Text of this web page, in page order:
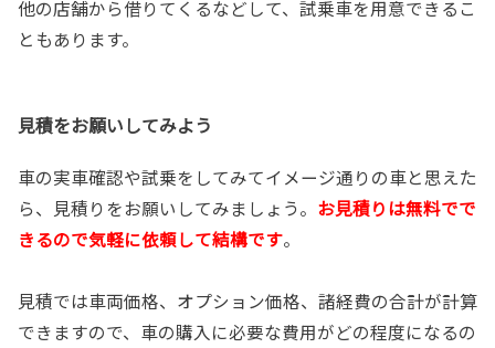
他の店舗から借りてくるなどして、試乗車を用意できるこ
ともあります。
見積をお願いしてみよう
車の実車確認や試乗をしてみてイメージ通りの車と思えた
ら、見積りをお願いしてみましょう。 お見積りは無料でで
きるので気軽に依頼して結構です。
見積では車両価格、オプション価格、諸経費の合計が計算
できますので、車の購入に必要な費用がどの程度になるの